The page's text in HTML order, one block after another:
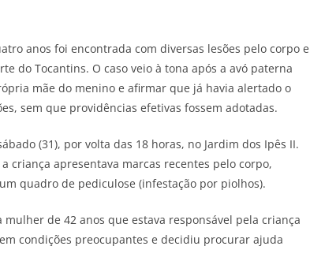
anos foi encontrada com diversas lesões pelo corpo e
do Tocantins. O caso veio à tona após a avó paterna
mãe do menino e afirmar que já havia alertado o
sem que providências efetivas fossem adotadas.
(31), por volta das 18 horas, no Jardim dos Ipês II.
criança apresentava marcas recentes pelo corpo,
quadro de pediculose (infestação por piolhos).
de 42 anos que estava responsável pela criança
condições preocupantes e decidiu procurar ajuda